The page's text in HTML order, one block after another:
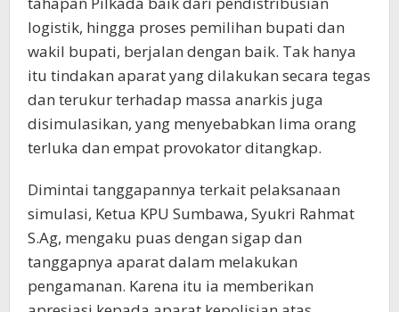
logistik, hingga proses pemilihan bupati dan
wakil bupati, berjalan dengan baik. Tak hanya
itu tindakan aparat yang dilakukan secara tegas
dan terukur terhadap massa anarkis juga
disimulasikan, yang menyebabkan lima orang
terluka dan empat provokator ditangkap.
Dimintai tanggapannya terkait pelaksanaan
simulasi, Ketua KPU Sumbawa, Syukri Rahmat
S.Ag, mengaku puas dengan sigap dan
tanggapnya aparat dalam melakukan
pengamanan. Karena itu ia memberikan